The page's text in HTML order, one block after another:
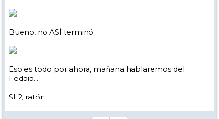
Bueno, no ASÍ terminó;
Eso es todo por ahora, mañana hablaremos del
Fedaia....
SL2, ratón.